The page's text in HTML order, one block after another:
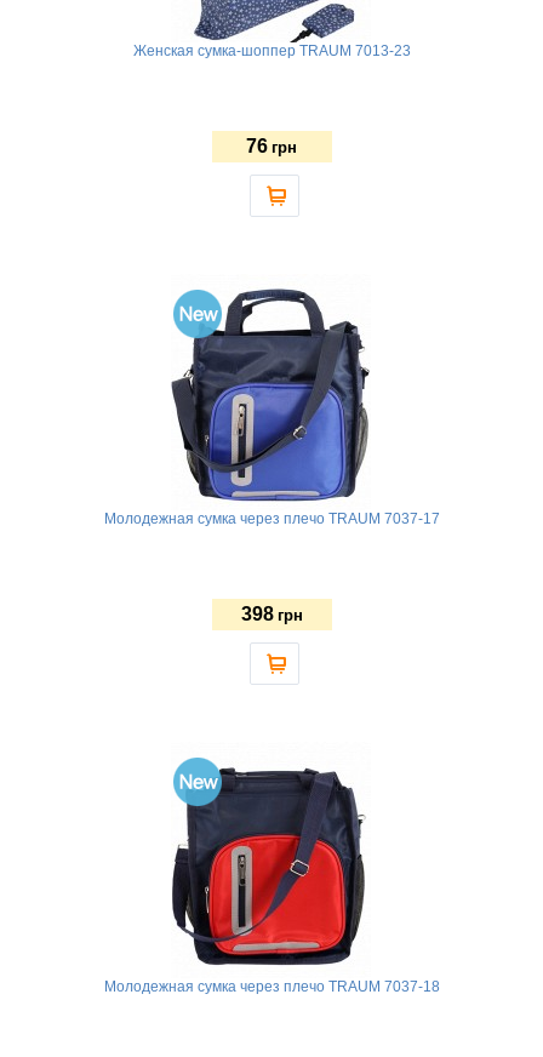
Женская сумка-шоппер TRAUM 7013-23
76 грн
Молодежная сумка через плечо TRAUM 7037-17
398 грн
Молодежная сумка через плечо TRAUM 7037-18